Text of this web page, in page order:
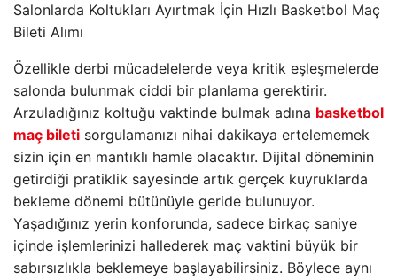
Salonlarda Koltukları Ayırtmak İçin Hızlı Basketbol Maç
Bileti Alımı
Özellikle derbi mücadelelerde veya kritik eşleşmelerde
salonda bulunmak ciddi bir planlama gerektirir.
Arzuladığınız koltuğu vaktinde bulmak adına basketbol
maç bileti sorgulamanızı nihai dakikaya ertelememek
sizin için en mantıklı hamle olacaktır. Dijital döneminin
getirdiği pratiklik sayesinde artık gerçek kuyruklarda
bekleme dönemi bütünüyle geride bulunuyor.
Yaşadığınız yerin konforunda, sadece birkaç saniye
içinde işlemlerinizi hallederek maç vaktini büyük bir
sabırsızlıkla beklemeye başlayabilirsiniz. Böylece aynı